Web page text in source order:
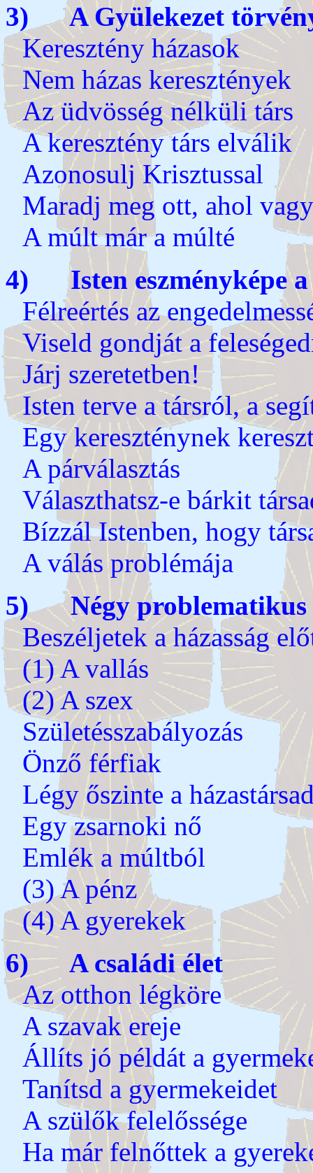
3) A Gyülekezet
Keresztény házasok
Nem házas keresztények
Az üdvösség nélküli társ
A keresztény társ elválik
Azonosulj Krisztussal
Maradj meg ott, ahol vagy
A múlt már a múlté
4) Isten eszményképe a
Félreértés az
Viseld gondját a
Járj szeretetben!
Isten terve a társról, a
Egy kereszténynek
A párválasztás
Választhatsz-e bárkit
Bízzál Istenben, hogy
A válás problémája
5) Négy problematikus
Beszéljetek a házasság
(1) A vallás
(2) A szex
Születésszabályozás
Önző férfiak
Légy őszinte a
Egy zsarnoki nő
Emlék a múltból
(3) A pénz
(4) A gyerekek
6) A családi élet
Az otthon légköre
A szavak ereje
Állíts jó példát a
Tanítsd a gyermekeidet
A szülők felelőssége
Ha már felnőttek a